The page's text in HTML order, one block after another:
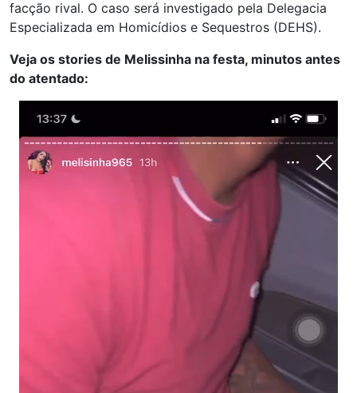
facção rival. O caso será investigado pela Delegacia
Especializada em Homicídios e Sequestros (DEHS).
Veja os stories de Melissinha na festa, minutos antes
do atentado:
vídeo